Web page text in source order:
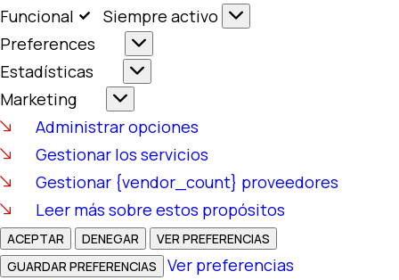
Funcional
Siempre activo
Preferences
Estadísticas
Marketing
Administrar opciones
Gestionar los servicios
Gestionar {vendor_count} proveedores
Leer más sobre estos propósitos
ACEPTAR DENEGAR
VER PREFERENCIAS
GUARDAR PREFERENCIAS
Ver preferencias